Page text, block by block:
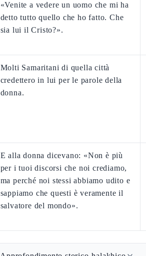
«Venite a vedere un uomo che mi ha
detto tutto quello che ho fatto. Che
sia lui il Cristo?».
Molti Samaritani di quella città
credettero in lui per le parole della
donna.
E alla donna dicevano: «Non è più
per i tuoi discorsi che noi crediamo,
ma perché noi stessi abbiamo udito e
sappiamo che questi è veramente il
salvatore del mondo».